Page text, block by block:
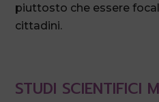
piuttosto che essere
cittadini.
STUDI SCIENTIFICI